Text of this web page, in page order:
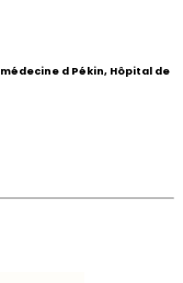
d Pékin, Hôpital de